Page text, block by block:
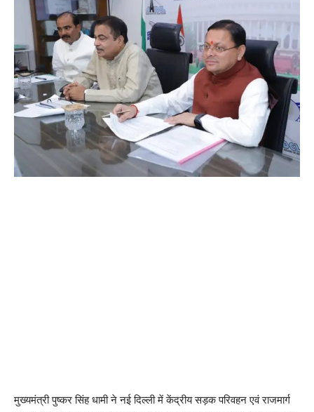
मुख्यमंत्री पुष्कर सिंह धामी ने नई दिल्ली में केंद्रीय सड़क परिवहन एवं राजमार्ग